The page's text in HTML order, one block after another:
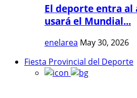
El deporte entra al
usará el Mundial...
enelarea May 30, 2026
Fiesta Provincial del Deporte